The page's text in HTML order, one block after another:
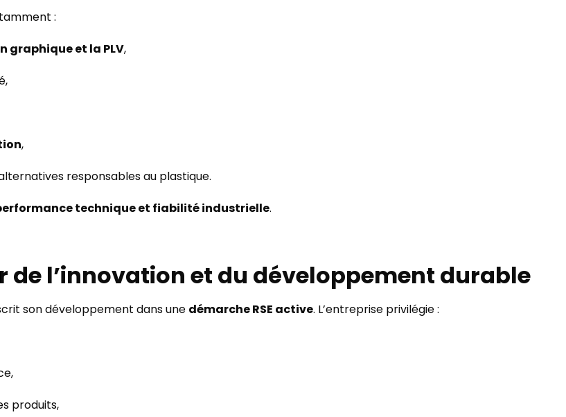
:
graphique et la PLV,
,
responsables au plastique.
technique et fiabilité industrielle.
de l’innovation et du développement durable
son développement dans une démarche RSE active. L’entreprise privilégie :
produits,